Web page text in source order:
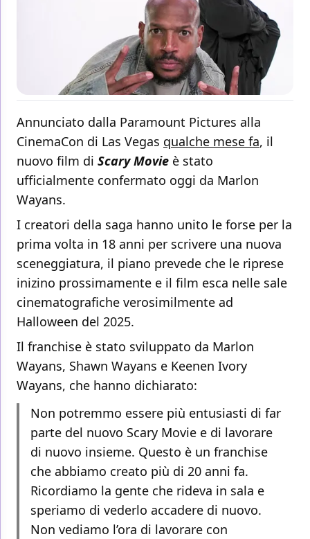
Annunciato dalla Paramount Pictures alla
CinemaCon di Las Vegas qualche mese fa, il
nuovo film di Scary Movie è stato
ufficialmente confermato oggi da Marlon
Wayans.
I creatori della saga hanno unito le forse per la
prima volta in 18 anni per scrivere una nuova
sceneggiatura, il piano prevede che le riprese
inizino prossimamente e il film esca nelle sale
cinematografiche verosimilmente ad
Halloween del 2025.
Il franchise è stato sviluppato da Marlon
Wayans, Shawn Wayans e Keenen Ivory
Wayans, che hanno dichiarato:
Non potremmo essere più entusiasti di far
parte del nuovo Scary Movie e di lavorare
di nuovo insieme. Questo è un franchise
che abbiamo creato più di 20 anni fa.
Ricordiamo la gente che rideva in sala e
speriamo di vederlo accadere di nuovo.
Non vediamo l’ora di lavorare con